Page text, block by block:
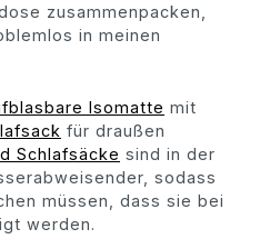
zusammenpacken,
in meinen
Isomatte mit
für draußen
Schlafsäcke sind in der
sodass
müssen, dass sie bei
werden.